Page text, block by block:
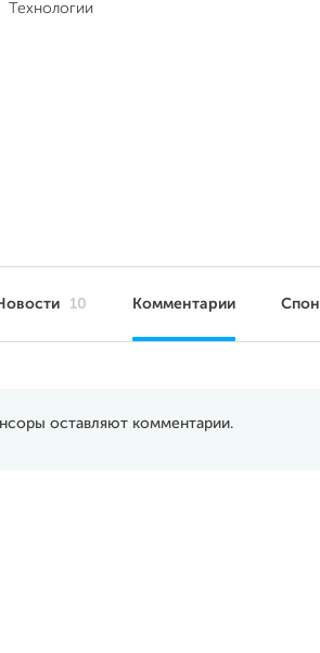
Технологии
10 Комментарии
оставляют комментарии.